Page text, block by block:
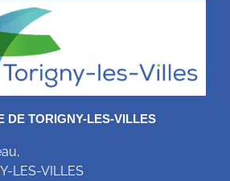
DE TORIGNY-LES-VILLES
LES-VILLES